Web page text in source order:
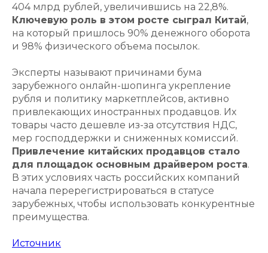
404 млрд рублей, увеличившись на 22,8%.
Ключевую роль в этом росте сыграл Китай,
на который пришлось 90% денежного оборота
и 98% физического объема посылок.
Эксперты называют причинами бума
зарубежного онлайн-шопинга укрепление
рубля и политику маркетплейсов, активно
привлекающих иностранных продавцов. Их
товары часто дешевле из-за отсутствия НДС,
мер господдержки и сниженных комиссий.
Привлечение китайских продавцов стало
для площадок основным драйвером роста.
В этих условиях часть российских компаний
начала перерегистрироваться в статусе
зарубежных, чтобы использовать конкурентные
преимущества.
Источник